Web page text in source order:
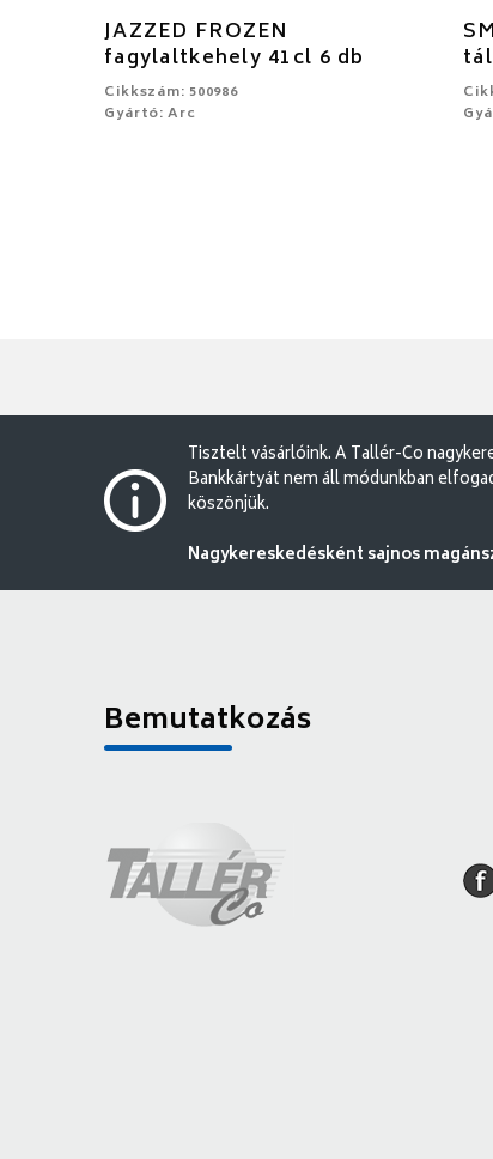
JAZZED FROZEN
fagylaltkehely 41cl 6 db
Cikkszám: 500986
Gyártó: Arc
Tisztelt vásárlóink. A Tallér-Co
Bankkártyát nem áll módunkban
köszönjük.
Nagykereskedésként sajnos
Bemutatkozás